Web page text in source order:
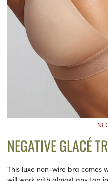
NEGATIVE GLACÉ
This luxe non-wire bra comes